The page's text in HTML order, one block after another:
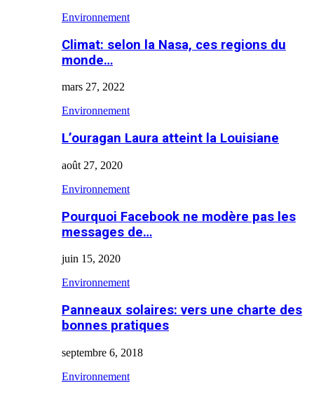
Environnement
Climat: selon la Nasa, ces regions du
monde…
mars 27, 2022
Environnement
L’ouragan Laura atteint la Louisiane
août 27, 2020
Environnement
Pourquoi Facebook ne modère pas les
messages de…
juin 15, 2020
Environnement
Panneaux solaires: vers une charte des
bonnes pratiques
septembre 6, 2018
Environnement